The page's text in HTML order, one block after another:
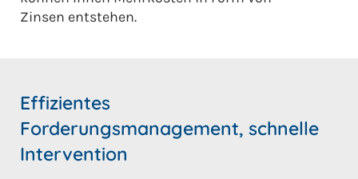
Zinsen entstehen.
Effizientes
Forderungsmanagement, schnelle
Intervention